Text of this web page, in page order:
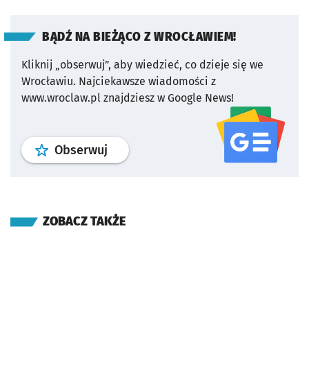
BĄDŹ NA BIEŻĄCO Z WROCŁAWIEM!
Kliknij „obserwuj”, aby wiedzieć, co dzieje się we
Wrocławiu. Najciekawsze wiadomości z
www.wroclaw.pl znajdziesz w Google News!
Obserwuj profil serwisu
ZOBACZ TAKŻE